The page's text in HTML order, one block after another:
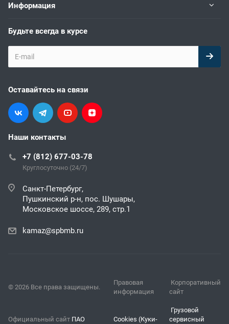
Информация
Будьте всегда в курсе
Оставайтесь на связи
Наши контакты
+7 (812) 677-03-78
Круглосуточно (24/7)
Санкт-Петербург,
Пушкинский р-н, пос. Шушары,
Московское шоссе, 289, стр.1
kamaz@spbmb.ru
© 2026 Все права защищены.
Правовая
информация
Корпоративный
сайт
Официальный сайт ПАО Cookies (Куки-
Грузовой
сервисный